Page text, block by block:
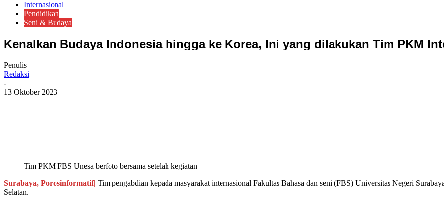
Internasional
Pendidikan
Seni & Budaya
Kenalkan Budaya Indonesia hingga ke Korea, Ini yang dilakukan Tim PKM
Penulis
Redaksi
-
13 Oktober 2023
Tim PKM FBS Unesa berfoto bersama setelah kegiatan
Surabaya, Porosinformatif| Tim pengabdian kepada masyarakat internasional Fakultas Bahasa dan seni (FBS) Universitas Negeri
Selatan.